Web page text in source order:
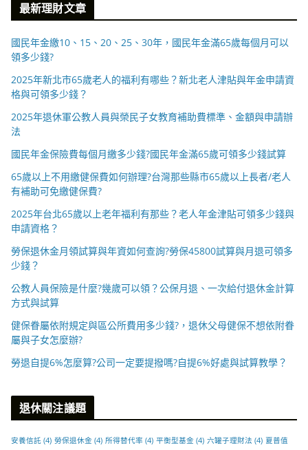
最新理財文章
國民年金繳10、15、20、25、30年，國民年金滿65歲每個月可以
領多少錢?
2025年新北市65歲老人的福利有哪些？新北老人津貼與年金申請資
格與可領多少錢？
2025年退休軍公教人員與榮民子女教育補助費標準、金額與申請辦
法
國民年金保險費每個月繳多少錢?國民年金滿65歲可領多少錢試算
65歲以上不用繳健保費如何辦理?台灣那些縣市65歲以上長者/老人
有補助可免繳健保費?
2025年台北65歲以上老年福利有那些？老人年金津貼可領多少錢與
申請資格？
勞保退休金月領試算與年資如何查詢?勞保45800試算與月退可領多
少錢？
公教人員保險是什麼?幾歲可以領？公保月退、一次給付退休金計算
方式與試算
健保眷屬依附規定與區公所費用多少錢?，退休父母健保不想依附眷
屬與子女怎麼辦?
勞退自提6%怎麼算?公司一定要提撥嗎?自提6%好處與試算教學？
退休關注議題
安養信託 (4) 勞保退休金 (4) 所得替代率 (4) 平衡型基金 (4) 六罐子理財法 (4) 夏普值